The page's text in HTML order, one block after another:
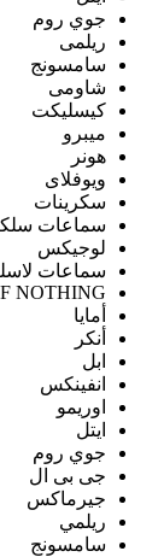
جوي روم
ريلمى
سامسونج
شاومى
كيسليكت
ميبرو
هونر
ويوفلاى
سكرينات
سماعات
لوجيكس
سماعات
NOTHING
أمايا
أنكر
ابل
انفينكس
اوريمو
ايتل
جوي روم
جى بى ال
جيرماكس
ريلمي
سامسونج